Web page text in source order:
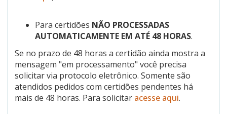
Para certidões NÃO PROCESSADAS
AUTOMATICAMENTE EM ATÉ 48 HORAS.
Se no prazo de 48 horas a certidão ainda mostra a
mensagem "em processamento" você precisa
solicitar via protocolo eletrônico. Somente são
atendidos pedidos com certidões pendentes há
mais de 48 horas. Para solicitar acesse aqui.